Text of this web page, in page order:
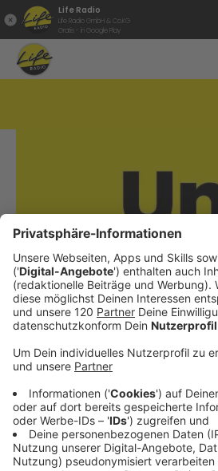
Life Radio
Life Radio GmbH & Co.KG
Gratis - in Google Play